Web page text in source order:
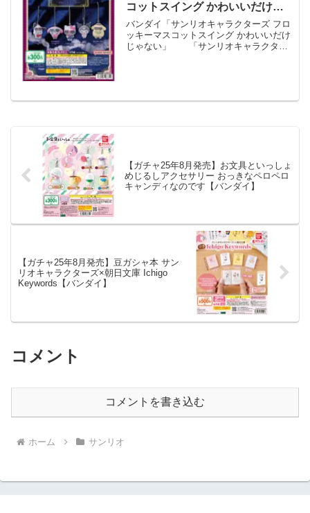
コットスイング かわいいだけじ
ゃない【バンダイ】
バンダイ「サンリオキャラクターズ フロ
ッキーマスコットスイング かわいいだけ
じゃない」 「サンリオキャラクター
【ガチャ25年8月発売】お文具といっしょ
めじるしアクセサリー おっきなペロペロ
キャンディなのです【バンダイ】
【ガチャ25年8月発売】豆ガシャ本 サン
リオキャラクターズ×朝日文庫 Ichigo
Keywords【バンダイ】
コメント
コメントを書き込む
ホーム サンリオ